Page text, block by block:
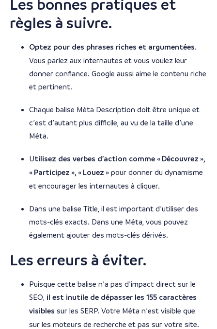
Les bonnes pratiques et
règles à suivre.
Optez pour des phrases riches et argumentées.
Vous parlez aux internautes et vous voulez leur
donner confiance. Google aussi aime le contenu riche
et pertinent.
Chaque balise Méta Description doit être unique et
c’est d’autant plus difficile, au vu de la taille d’une
Méta.
Utilisez des verbes d’action comme « Découvrez »,
« Participez », « Louez » pour donner du dynamisme
et encourager les internautes à cliquer.
Dans une balise Title, il est important d’utiliser des
mots-clés exacts. Dans une Méta, vous pouvez
également ajouter des mots-clés dérivés.
Les erreurs à éviter.
Puisque cette balise n’a pas d’impact direct sur le
SEO, il est inutile de dépasser les 155 caractères
visibles sur les SERP. Votre Méta n’est visible que
sur les moteurs de recherche et pas sur votre site.